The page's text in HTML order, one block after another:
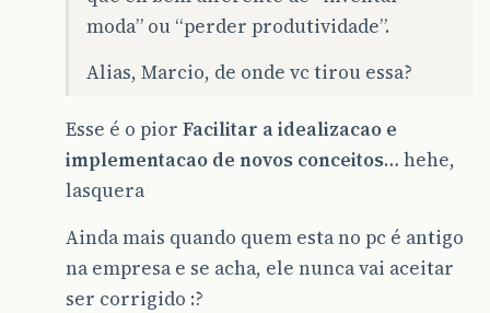
moda” ou “perder produtividade”.
Alias, Marcio, de onde vc tirou essa?
Esse é o pior Facilitar a idealizacao e
implementacao de novos conceitos… hehe,
lasquera
Ainda mais quando quem esta no pc é antigo
na empresa e se acha, ele nunca vai aceitar
ser corrigido :?